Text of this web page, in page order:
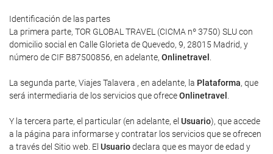
Identificación de las partes
La primera parte, TOR GLOBAL TRAVEL (CICMA nº 3750) SLU con
domicilio social en Calle Glorieta de Quevedo, 9, 28015 Madrid, y
número de CIF B87500856, en adelante, Onlinetravel
La segunda parte, Viajes Talavera , en adelante, la Plataforma, que
será intermediaria de los servicios que ofreceOnlinetravel
Y la tercera parte, el particular (en adelante, el Usuario), que accede
a la página para informarse y contratar los servicios que se ofrecen
a través del Sitio web. El Usuariodeclara que es mayor de edad y